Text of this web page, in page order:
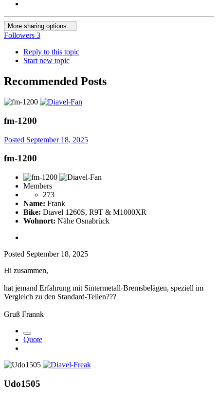
More sharing options...
Followers 3
Reply to this topic
Start new topic
Recommended Posts
fm-1200
Posted September 18, 2025
fm-1200
Members
273
Name: Frank
Bike: Diavel 1260S, R9T & M1000XR
Wohnort: Nähe Osnabrück
Posted September 18, 2025
Hi zusammen,
hat jemand Erfahrung mit Sintermetall-Bremsbelägen, speziell im
Vergleich zu den Standard-Teilen???
Gruß Frannk
Quote
Udo1505